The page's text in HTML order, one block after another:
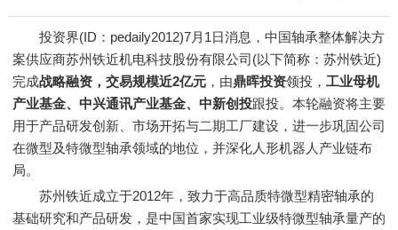
投资界(ID：pedaily2012)7月1日消息，中国轴承整体解决方
案供应商苏州铁近机电科技股份有限公司(以下简称：苏州铁近)
完成战略融资，交易规模近2亿元 ，由鼎晖投资领投， 工业母机
产业基金、中兴通讯产业基金、中新创投跟投。本轮融资将主要
用于产品研发创新、市场开拓与二期工厂建设，进一步巩固公司
在微型及特微型轴承领域的地位，并深化人形机器人产业链布
局。
苏州铁近成立于2012年，致力于高品质特微型精密轴承的
基础研究和产品研发，是中国首家实现工业级特微型轴承量产的